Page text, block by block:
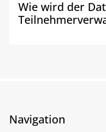
Wie wird der
Navigation